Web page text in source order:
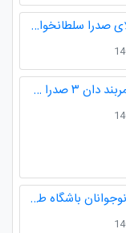
مدال طلای صدرا سلطانخواه و مدال نقره سامیار محمدی در مسابقات قهرمانی نونهالان استان گیلان
ارتقای کمربند دان ۳ صدرا سلطانخواه قهرمان چندین دوره مسابقات استانی و کشوری در رده سنی خردسالان و نونهالان
قهرمانی نوجوانان باشگاه طلایی در مسابقات قهرمانی نوجوانان تکواندو استان گیلان